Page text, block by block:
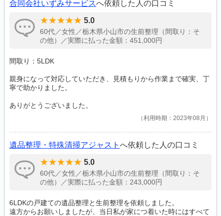
合同会社いずみサービスへ依頼した人の口コミ
5.0
60代／女性／栃木県小山市の生前整理（間取り：そ
の他）／実際に払った金額：451,000円
間取り：5LDK
親身になって対応していただき、見積もりから作業まで確実、丁
寧で助かりました。
ありがとうございました。
利用時期：2023年08月
遺品整理・特殊清掃アジャスト へ依頼した人の口コミ
5.0
60代／女性／栃木県小山市の生前整理（間取り：そ
の他）／実際に払った金額：243,000円
6LDKの戸建ての遺品整理と生前整理を依頼しました。
遠方からお願いしましたが、当日私が家につ着いた時にはすべて